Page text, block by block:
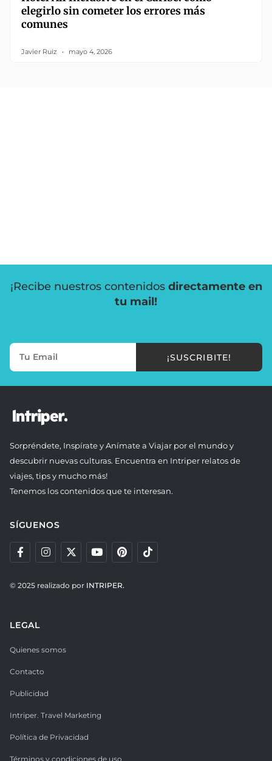
elegirlo sin cometer los errores más
comunes
Javier Ruiz mayo 4, 2026
¡Recibe nuestros contenidos directamente en
tu mail!
¡SUSCRIBITE!
Sorpréndete, Inspírate y Anímate a Viajar por el mundo y
descubrir nuevas culturas. Encuentra en Intriper relatos de
viajes, tips y mucho más!
Tenemos los contenidos que te interesan.
SÍGUENOS
© 2025 realizado por INTRIPER.
LEGAL
Quienes somos
Contacto
Publicidad
Intriper. Travel Marketing
Política de Privacidad
Términos y condiciones de uso